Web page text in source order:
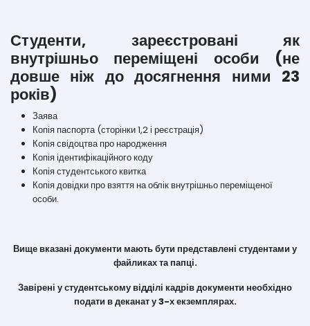
Студенти, зареєстровані як
внутрішньо переміщені особи (не
довше ніж до досягнення ними 23
років)
Заява
Копія паспорта (сторінки 1,2 і реєстрація)
Копія свідоцтва про народження
Копія ідентифікаційного коду
Копія студентського квитка
Копія довідки про взяття на облік внутрішньо переміщеної
особи.
Вище вказані документи мають бути представлені студентами у
файликах та папці.
Завірені у студентському відділі кадрів документи необхідно
подати в деканат у 3-хекземплярах.